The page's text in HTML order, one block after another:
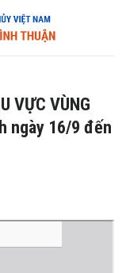
VỰC VÙNG
ngày 16/9 đến